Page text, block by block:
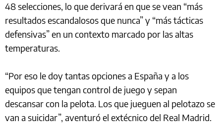
48 selecciones, lo que derivará en que se vean “más
resultados escandalosos que nunca” y “más tácticas
defensivas” en un contexto marcado por las altas
temperaturas.
“Por eso le doy tantas opciones a España y a los
equipos que tengan control de juego y sepan
descansar con la pelota. Los que jueguen al pelotazo se
van a suicidar”, aventuró el extécnico del Real Madrid.